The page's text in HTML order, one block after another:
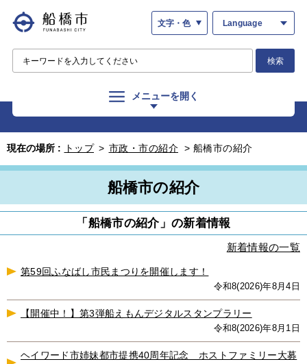
文字・色 Language
検索
メニューを開く
現在の場所 : トップ > 市政・市の紹介 > 船橋市の紹介
船橋市の紹介
「船橋市の紹介」の新着情報
新着情報の一覧
第59回ふなばし市民まつりを開催します！
令和8(2026)年8月4日
【開催中！】第3弾船えもんデジタルスタンプラリー
令和8(2026)年8月1日
ヘイワード市姉妹都市提携40周年記念 ホストファミリー大募